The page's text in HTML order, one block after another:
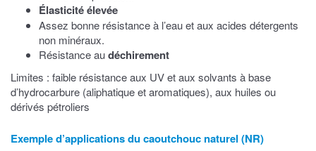
Élasticité élevée
Assez bonne résistance à l’eau et aux acides détergents
non minéraux.
Résistance audéchirement
Limites : faible résistance aux UV et aux solvants à base
d’hydrocarbure (aliphatique et aromatiques), aux huiles ou
dérivés pétroliers
Exemple d’applications du caoutchouc naturel (NR)